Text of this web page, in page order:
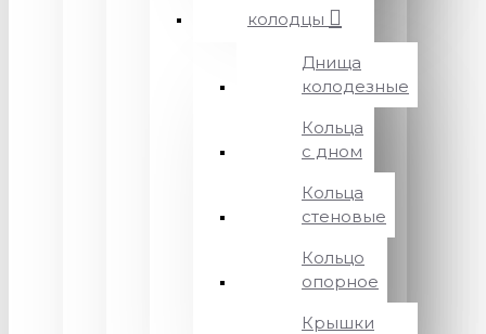
колодцы
Днища
колодезные
Кольца
с дном
Кольца
стеновые
Кольцо
опорное
Крышки